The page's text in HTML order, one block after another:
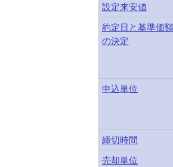
設定来安値
約定日と基準価額
の決定
申込単位
締切時間
売却単位